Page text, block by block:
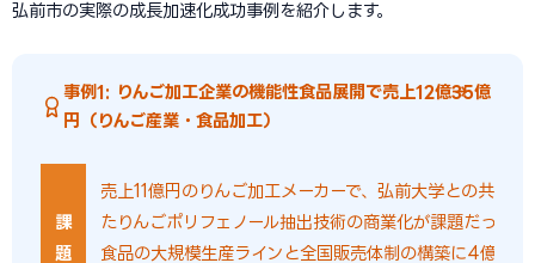
弘前市の実際の成長加速化成功事例を紹介します。
事例1: りんご加工企業の機能性食品展開で売上12億→35億
円（りんご産業・食品加工）
課
題
売上11億円のりんご加工メーカーで、弘前大学との共同研
たりんごポリフェノール抽出技術の商業化が課題だった
食品の大規模生産ラインと全国販売体制の構築に4億円の